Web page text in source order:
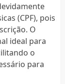
(CPF), pois
O
ideal para
o
para